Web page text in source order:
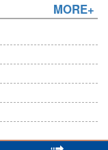
MORE+